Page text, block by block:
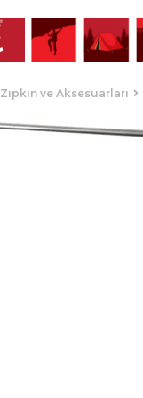
Zıpkın ve Aksesuarları